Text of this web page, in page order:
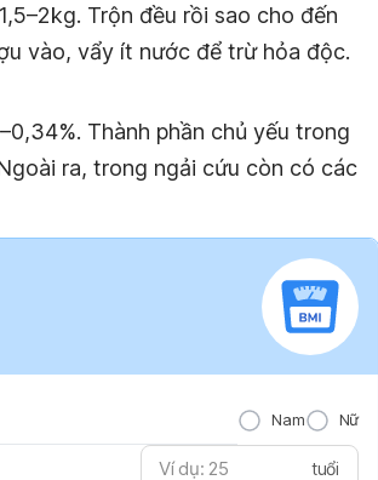
Trộn đều rồi sao cho đến
vào, vẩy ít nước để trừ hỏa độc.
Thành phần chủ yếu trong
ra, trong ngải cứu còn có các
Nam Nữ
tuổi